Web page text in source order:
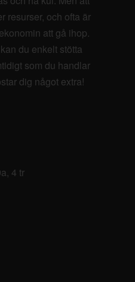
resurser, och ofta är
att gå ihop.
du enkelt stötta
som du handlar
dig något extra!
4 tr